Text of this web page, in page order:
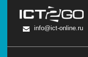
info@ict-online.ru